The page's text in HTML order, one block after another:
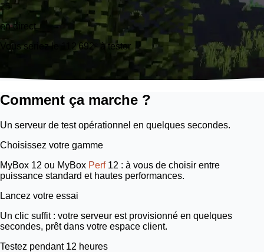
en direct
Vous seriez le 112 692ᵉ à tester
Comment ça marche ?
Un serveur de test opérationnel en quelques secondes.
Choisissez votre gamme
MyBox 12 ou MyBox Perf 12 : à vous de choisir entre
puissance standard et hautes performances.
Lancez votre essai
Un clic suffit : votre serveur est provisionné en quelques
secondes, prêt dans votre espace client.
Testez pendant 12 heures